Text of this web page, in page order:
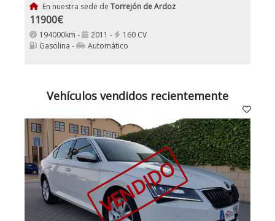
En nuestra sede de Torrejón de Ardoz
11900€
194000km - 2011 -
160 CV
Gasolina -
Automático
Vehículos vendidos recientemente
VENDIDO